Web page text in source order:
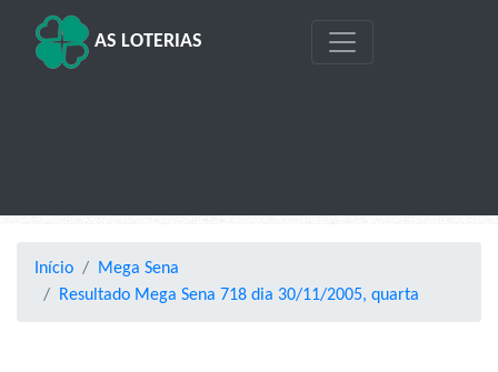
AS LOTERIAS
Início
Mega Sena
Resultado Mega Sena 718 dia 30/11/2005, quarta